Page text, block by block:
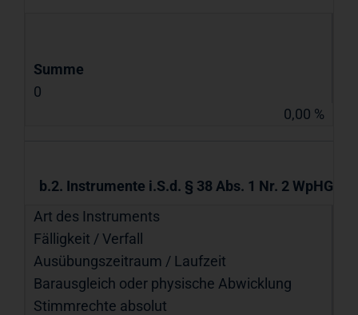
Summe
0
0,00 %
b.2. Instrumente i.S.d. § 38 Abs. 1 Nr. 2 WpHG
Art des Instruments
Fälligkeit / Verfall
Ausübungs­zeitraum / Laufzeit
Barausgleich oder physische Abwicklung
Stimmrechte absolut